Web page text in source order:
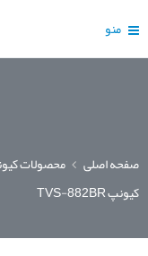
منو
صفحه اصلی محصولات
کیونپ TVS-882BR